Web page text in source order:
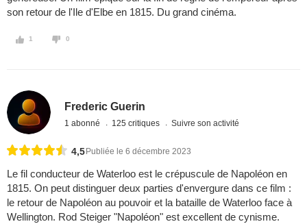
son retour de l'Ile d'Elbe en 1815. Du grand cinéma.
1 0
Frederic Guerin
1 abonné 125 critiques Suivre son activité
4,5 Publiée le 6 décembre 2023
Le fil conducteur de Waterloo est le crépuscule de Napoléon en
1815. On peut distinguer deux parties d'envergure dans ce film :
le retour de Napoléon au pouvoir et la bataille de Waterloo face à
Wellington. Rod Steiger "Napoléon" est excellent de cynisme.